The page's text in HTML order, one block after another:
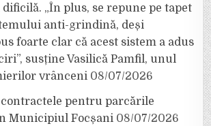
„În plus, se repune pe tapet
anti-grindină, deși
foarte clar că acest sistem a adus
susține Vasilică Pamfil, unul
vrânceni 08/07/2026
contractele pentru parcările
Municipiul Focșani 08/07/2026